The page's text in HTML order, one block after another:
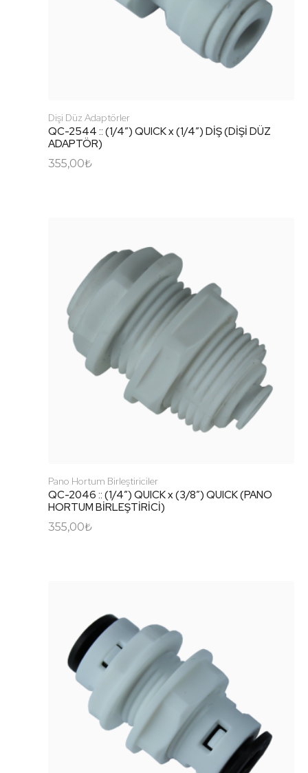
Dişi Düz Adaptörler
QC-2544 :: (1/4″) QUICK x (1/4″) DİŞ (DİŞİ DÜZ
ADAPTÖR)
355,00₺
Pano Hortum Birleştiriciler
QC-2046 :: (1/4″) QUICK x (3/8″) QUICK (PANO
HORTUM BİRLEŞTİRİCİ)
355,00₺